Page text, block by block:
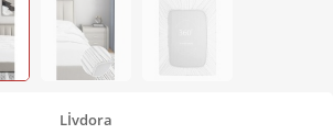
Lİvdora